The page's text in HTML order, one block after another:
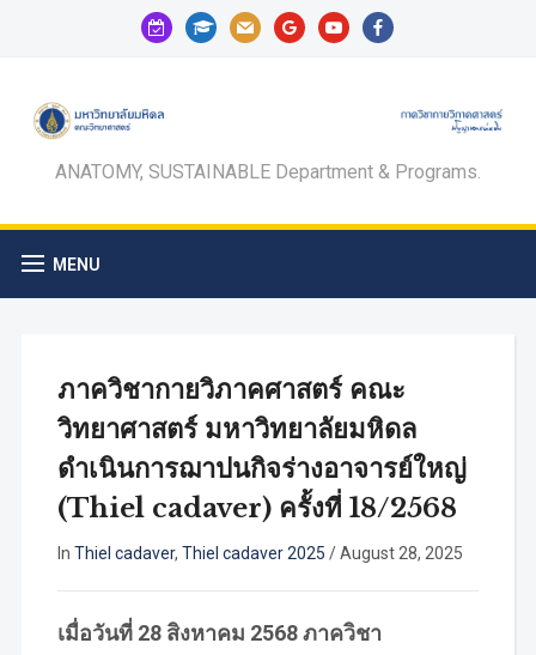
calendar-
check-
graduation-
cap
mail googleyoutubefacebook
ANATOMY, SUSTAINABLE Department & Programs.
MENU
ภาควิชากายวิภาคศาสตร์ คณะ
วิทยาศาสตร์ มหาวิทยาลัยมหิดล
ดำเนินการฌาปนกิจร่างอาจารย์ใหญ่
(Thiel cadaver) ครั้งที่ 18/2568
In Thiel cadaver, Thiel cadaver 2025 /August 28, 2025
เมื่อวันที่ 28 สิงหาคม 2568 ภาควิชา